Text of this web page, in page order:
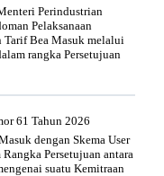
Perindustrian
Pelaksanaan
Tarif Bea Masuk melalui
rangka Persetujuan
61 Tahun 2026
dengan Skema User
Persetujuan antara
suatu Kemitraan